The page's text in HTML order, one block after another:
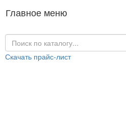
Главное меню
Скачать прайс-лист